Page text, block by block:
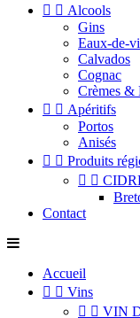
  Alcools
Gins
Eaux-de-
Calvados
Cognac
Crèmes &
  Apéritifs
Portos
Anisés
  Produits
 
Contact
Accueil
  Vins
  VIN